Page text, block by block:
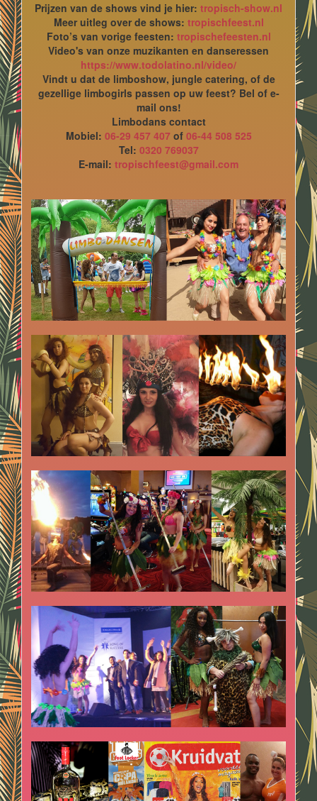
Prijzen van de shows vind je hier: tropisch-show.nl
Meer uitleg over de shows: tropischfeest.nl
Foto’s van vorige feesten: tropischefeesten.nl
Video's van onze muzikanten en danseressen
https://www.todolatino.nl/video/
Vindt u dat de limboshow, jungle catering, of de
gezellige limbogirls passen op uw feest? Bel of e-
mail ons!
Limbodans contact
Mobiel: 06-29 457 407of 06-44 508 525
Tel: 0320 769037
E-mail: tropischfeest@gmail.com